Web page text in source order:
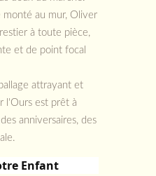
au mur, Oliver
à toute pièce,
et de point focal
attrayant et
l'Ours est prêt à
anniversaires, des
Enfant